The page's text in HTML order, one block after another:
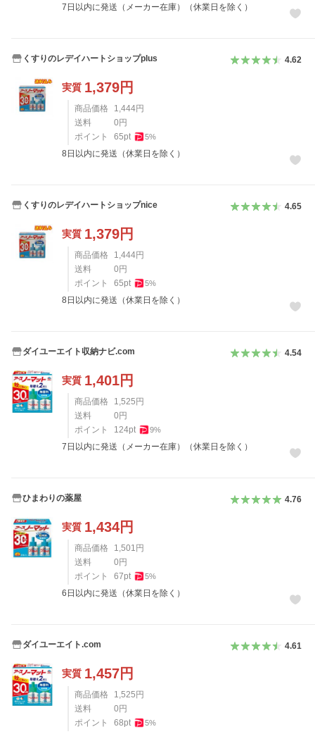
7日以内に発送（メーカー在庫）（休業日を除く）
くすりのレデイハートショップplus 4.62
実質 1,379円
商品価格 1,444円
送料
0 円
ポイント
65pt 5%
8日以内に発送（休業日を除く）
くすりのレデイハートショップnice 4.65
実質 1,379円
商品価格 1,444円
送料
0 円
ポイント
65pt 5%
8日以内に発送（休業日を除く）
ダイユーエイト収納ナビ.com 4.54
実質 1,401円
商品価格 1,525 円
送料
0 円
ポイント
124pt 9%
7日以内に発送（メーカー在庫）（休業日を除く）
ひまわりの薬屋 4.76
実質 1,434円
商品価格 1,501 円
送料
0 円
ポイント
67pt 5%
6日以内に発送（休業日を除く）
ダイユーエイト.com 4.61
実質 1,457円
商品価格 1,525 円
送料
0 円
ポイント
68pt 5%